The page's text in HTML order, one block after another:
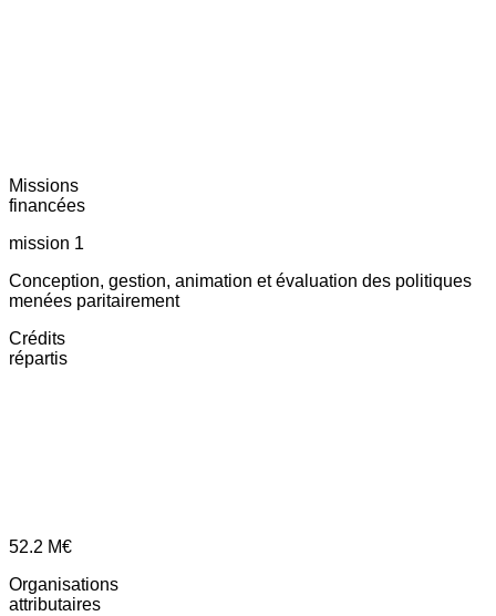
Missions
financées
mission 1
Conception, gestion, animation et évaluation des politiques
menées paritairement
Crédits
répartis
52.2 M€
Organisations
attributaires